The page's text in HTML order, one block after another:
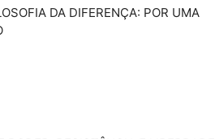
DA DIFERENÇA: POR UMA